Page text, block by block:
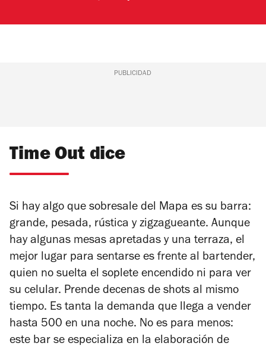
PUBLICIDAD
Time Out dice
Si hay algo que sobresale del Mapa es su barra:
grande, pesada, rústica y zigzagueante. Aunque
hay algunas mesas apretadas y una terraza, el
mejor lugar para sentarse es frente al bartender,
quien no suelta el soplete encendido ni para ver
su celular. Prende decenas de shots al mismo
tiempo. Es tanta la demanda que llega a vender
hasta 500 en una noche. No es para menos:
este bar se especializa en la elaboración de